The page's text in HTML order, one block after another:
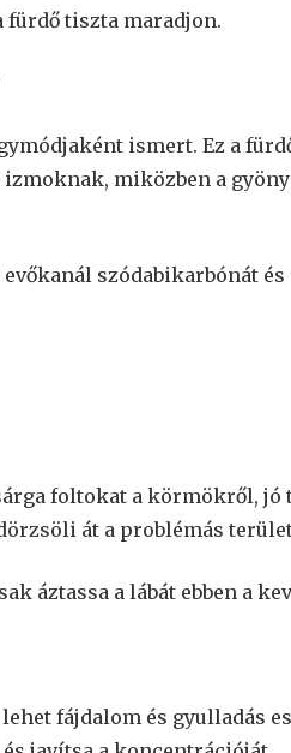
fürdő tiszta maradjon.
ismert. Ez a
izmoknak, miközben a
szódabikarbónát
foltokat a körmökről, jó
át a problémás
áztassa a lábát ebben a
fájdalom és gyulladás